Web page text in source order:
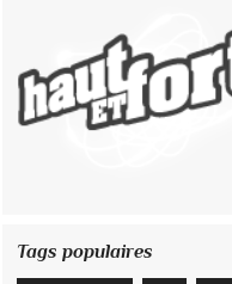
Tags populaires